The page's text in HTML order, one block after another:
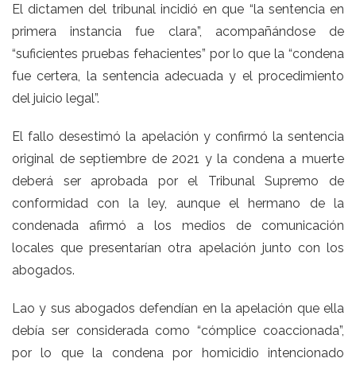
El dictamen del tribunal incidió en que “la sentencia en
primera instancia fue clara”, acompañándose de
“suficientes pruebas fehacientes” por lo que la “condena
fue certera, la sentencia adecuada y el procedimiento
del juicio legal”.
El fallo desestimó la apelación y confirmó la sentencia
original de septiembre de 2021 y la condena a muerte
deberá ser aprobada por el Tribunal Supremo de
conformidad con la ley, aunque el hermano de la
condenada afirmó a los medios de comunicación
locales que presentarían otra apelación junto con los
abogados.
Lao y sus abogados defendían en la apelación que ella
debía ser considerada como “cómplice coaccionada”,
por lo que la condena por homicidio intencionado